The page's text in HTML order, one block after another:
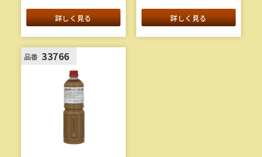
下漬けたれです。
詳しく見る
に仕上げました。にんに
くの旨味と唐辛子の辛味
がしっかり続くたれで
詳しく見る
品番 33766